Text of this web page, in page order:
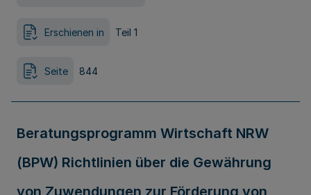
Erschienen in Teil 1
Seite 844
Beratungsprogramm Wirtschaft NRW
(BPW) Richtlinien über die Gewährung
von Zuwendungen zur Förderung von